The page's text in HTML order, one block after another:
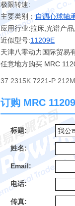
极限转速:
主要类别：自调心球轴
应用行业:拉床,光谱产
近似型号:11209E
天津八零动力国际贸易
任意地方购买 MRC
37 2315K 7221-P
订购 MRC
标题:
姓名:
Email:
电话:
传真: